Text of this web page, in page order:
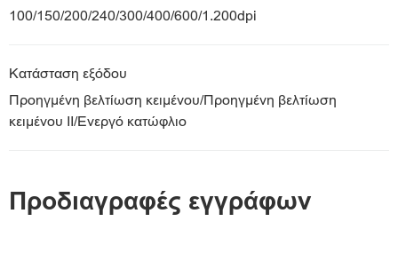
100/150/200/240/300/400/600/1.200dpi
Κατάσταση εξόδου
Προηγμένη βελτίωση κειμένου/Προηγμένη βελτίωση
κειμένου II/Ενεργό κατώφλιο
Προδιαγραφές εγγράφων